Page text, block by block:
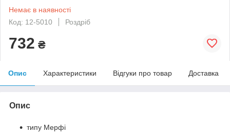
Немає в наявності
Код: 12-5010
Роздріб
732 ₴
Опис Характеристики Відгуки про товар Доставка
Опис
типу Мерфі